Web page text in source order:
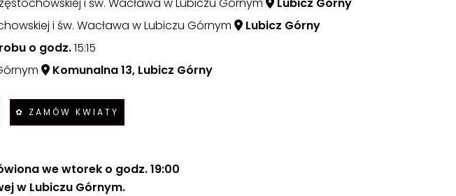
i św. Wacława w Lubiczu Górnym
Lubicz Górny
o godz.15:15
Komunalna 13, Lubicz Górny
✿ ZAMÓW KWIATY
we wtorek o godz. 19:00
w Lubiczu Górnym.